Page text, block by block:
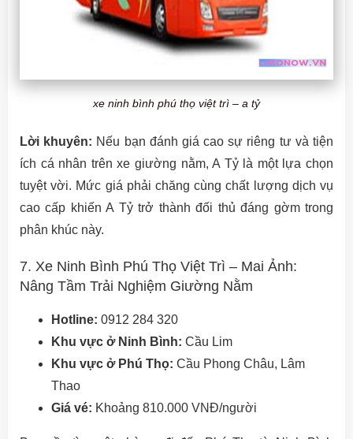
xe ninh bình phú thọ việt trì – a tỷ
Lời khuyên: Nếu bạn đánh giá cao sự riêng tư và tiện
ích cá nhân trên xe giường nằm, A Tỷ là một lựa chọn
tuyệt vời. Mức giá phải chăng cùng chất lượng dịch vụ
cao cấp khiến A Tỷ trở thành đối thủ đáng gờm trong
phân khúc này.
7. Xe Ninh Bình Phú Thọ Việt Trì – Mai Ảnh:
Nâng Tầm Trải Nghiệm Giường Nằm
Hotline: 0912 284 320
Khu vực ở Ninh Bình: Cầu Lim
Khu vực ở Phú Thọ: Cầu Phong Châu, Lâm
Thao
Giá vé: Khoảng 810.000 VNĐ/người